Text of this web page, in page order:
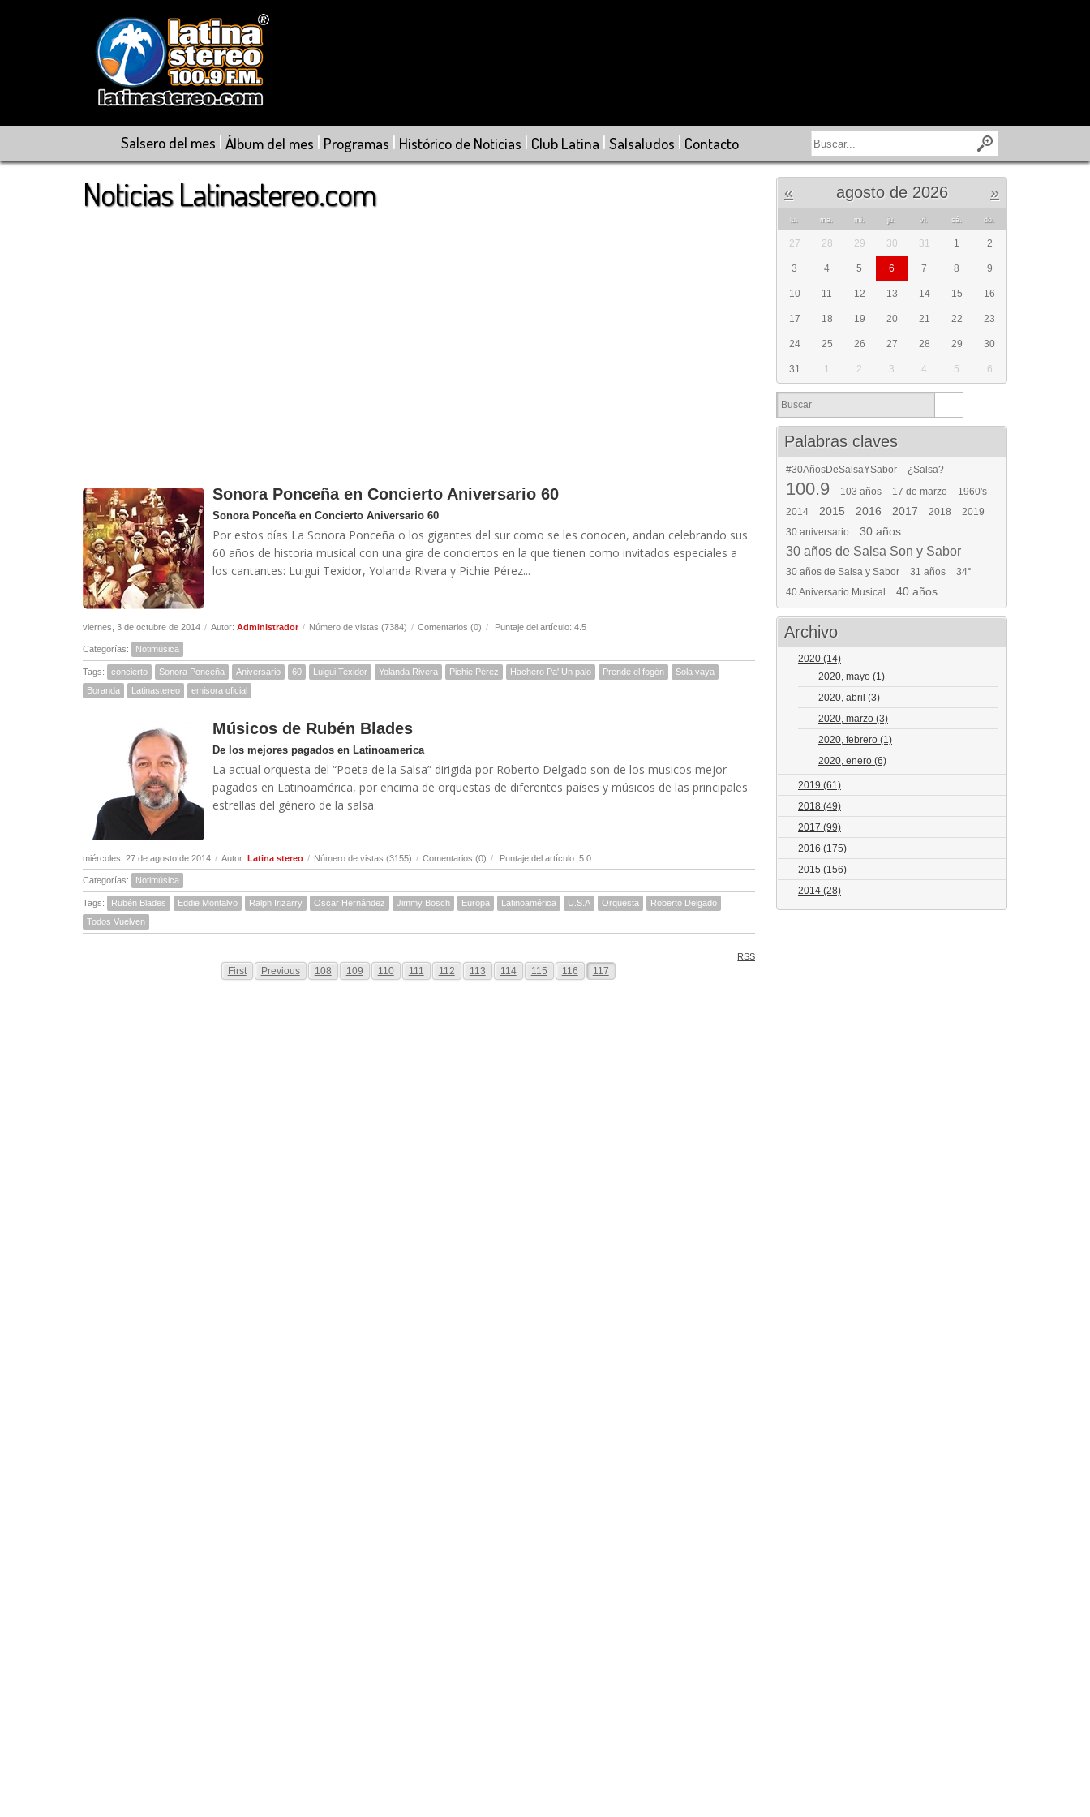
Salsero del mes | Álbum del mes | Programas | Histórico de Noticias | Club Latina | Salsaludos | Contacto
Noticias Latinastereo.com
Sonora Ponceña en Concierto Aniversario 60
Sonora Ponceña en Concierto Aniversario 60
Por estos días La Sonora Ponceña o los gigantes del sur como se les conocen, andan celebrando sus
60 años de historia musical con una gira de conciertos en la que tienen como invitados especiales a
los cantantes: Luigui Texidor, Yolanda Rivera y Pichie Pérez...
viernes, 3 de octubre de 2014 / Autor: Administrador / Número de vistas (7384) / Comentarios (0) / Puntaje del artículo: 4.5
Categorías: Notimúsica
Tags: concierto Sonora Ponceña Aniversario 60 Luigui Texidor Yolanda Rivera Pichie Pérez Hachero Pa' Un palo Prende el fogón
Sola vaya
Boranda
Latinastereo emisora oficial
Músicos de Rubén Blades
De los mejores pagados en Latinoamerica
La actual orquesta del “Poeta de la Salsa” dirigida por Roberto Delgado son de los musicos mejor
pagados en Latinoamérica, por encima de orquestas de diferentes países y músicos de las principales
estrellas del género de la salsa.
miércoles, 27 de agosto de 2014 / Autor: Latina stereo / Número de vistas (3155) / Comentarios (0) / Puntaje del artículo: 5.0
Categorías: Notimúsica
Tags: Rubén Blades Eddie Montalvo Ralph Irizarry Oscar Hernández Jimmy Bosch Europa Latinoamérica U.S.A Orquesta
Roberto Delgado
Todos Vuelven
RSS
First Previous 108 109 110 111 112 113 114 115 116 117
« agosto de 2026 »
lu. ma. mi. ju. vi. sá. do.
27 28 29 30 31 1 2
3 4 5 6 7 8 9
10 11 12 13 14 15 16
17 18 19 20 21 22 23
24 25 26 27 28 29 30
31 1 2 3 4 5 6
Palabras claves
#30AñosDeSalsaYSabor ¿Salsa?
100.9 103 años 17 de marzo
1960's
2014
2015 2016 2017 2018
2019
30 aniversario
30 años
30 años de Salsa Son y Sabor
30 años de Salsa y Sabor 31 años
34°
40 Aniversario Musical
40 años
Archivo
2020 (14)
2020, mayo (1)
2020, abril (3)
2020, marzo (3)
2020, febrero (1)
2020, enero (6)
2019 (61)
2018 (49)
2017 (99)
2016 (175)
2015 (156)
2014 (28)